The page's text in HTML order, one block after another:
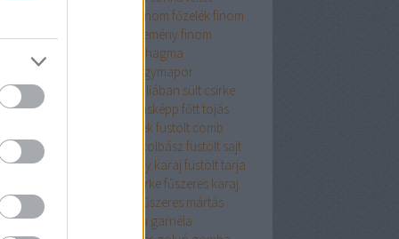
finom főzelék finom
finom panir finom sütemény finom
fodros kocka
fokhagma
fokhagymapor
fóliában sült csirke
csirke
főtt hús másképp főtt tojás
friss fűszerek füstölt comb
hús
füstölt karaj füstölt kolbász füstölt sajt
sonka
füstölt sonka vagy karaj füstölt tarja
fűszeres csirkefűszeres karaj
krumpli
fűszeres mártás
galuska garnéla